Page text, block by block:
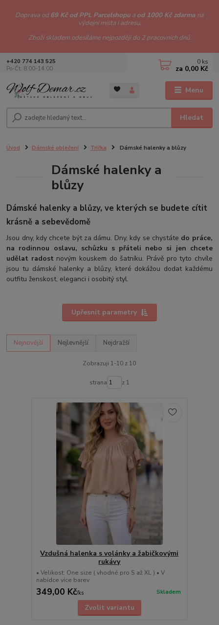
Doprava od69 Kč od PPL Parcelshopu a od 1000 Kč zdarma na
výdejní místa i adresu.
Zboží skladem odesíláme nejpozději do 2 pracovních dnů.
Menu
Hledat
+420 774 143 525
Po-Čt: 8.00-14.00
0 ks
za 0,00 Kč
Úvod Dámské oblečení Trička Dámské halenky a blůzy
Dámské halenky a
blůzy
Dámské halenky a blůzy, ve kterých se budete cítit
krásně a sebevědomě
Jsou dny, kdy chcete být za dámu. Dny, kdy se chystáte do práce,
na rodinnou oslavu, schůzku s přáteli nebo si jen chcete
udělat radost novým kouskem do šatníku. Právě pro tyto chvíle
jsou tu dámské halenky a blůzy, které dokážou dodat každému
outfitu ženskost, eleganci i osobitý styl.
Upřesnit parametry
Nejnovější Nejlevnější Nejdražší
Zobrazuji 1-10 z 10
strana z 1
Vzdušná halenka s volánky a žabičkovými
rukávy
• Velikost: One size ( vhodné pro S až XL ) • V
nabídce více barev
349,00 Kč/ks Skladem
Zvolit variantu